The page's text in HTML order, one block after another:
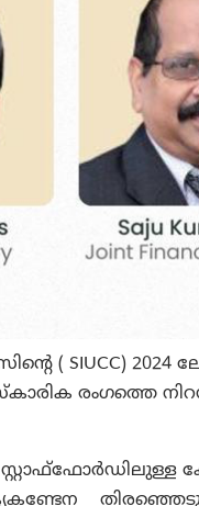
( SIUCC) 2024
രംഗത്തെ